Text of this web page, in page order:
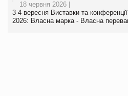
18 червня 2026 |
3-4 вересня Виставки та
2026: Власна марка - Власна